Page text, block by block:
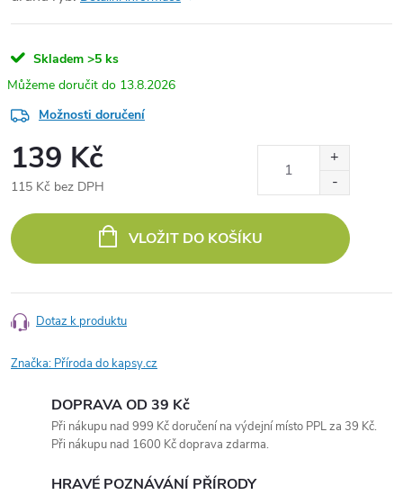
Skladem >5 ks
13.8.2026
Možnosti doručení
139 Kč
115 Kč bez DPH
cena:
VLOŽIT DO KOŠÍKU
Dotaz k produktu
Značka: Příroda do kapsy.cz
DOPRAVA OD 39 Kč
Při nákupu nad 999 Kč doručení na výdejní místo PPL za 39 Kč.
Při nákupu nad 1600 Kč doprava zdarma.
HRAVÉ POZNÁVÁNÍ PŘÍRODY